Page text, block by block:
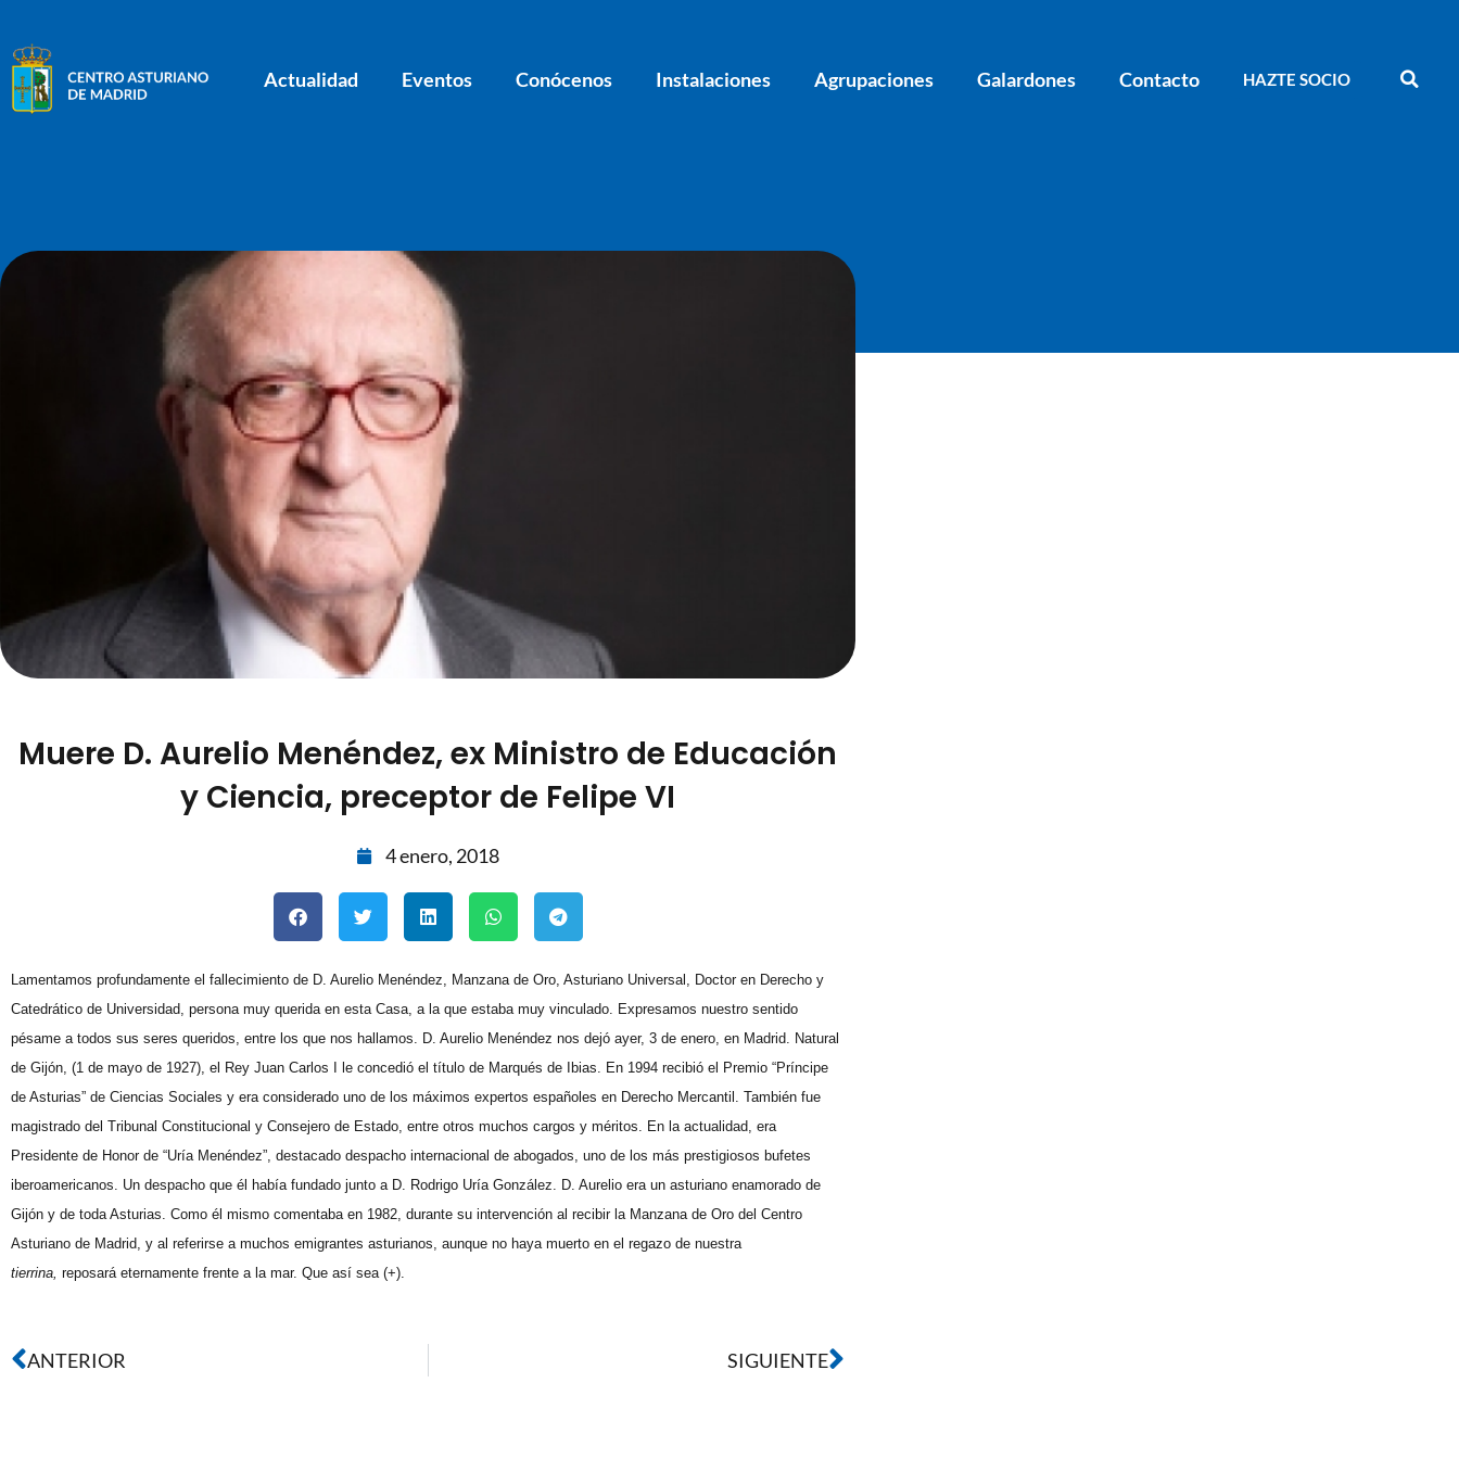
Actualidad Eventos Conócenos Instalaciones Agrupaciones Galardones Contacto HAZTE SOCIO
Muere D. Aurelio Menéndez, ex Ministro de Educación
y Ciencia, preceptor de Felipe VI
4 enero, 2018
Lamentamos profundamente el fallecimiento de D. Aurelio Menéndez, Manzana de Oro, Asturiano Universal, Doctor en Derecho y
Catedrático de Universidad, persona muy querida en esta Casa, a la que estaba muy vinculado. Expresamos nuestro sentido
pésame a todos sus seres queridos, entre los que nos hallamos. D. Aurelio Menéndez nos dejó ayer, 3 de enero, en Madrid. Natural
de Gijón, (1 de mayo de 1927), el Rey Juan Carlos I le concedió el título de Marqués de Ibias. En 1994 recibió el Premio “Príncipe
de Asturias” de Ciencias Sociales y era considerado uno de los máximos expertos españoles en Derecho Mercantil. También fue
magistrado del Tribunal Constitucional y Consejero de Estado, entre otros muchos cargos y méritos. En la actualidad, era
Presidente de Honor de “Uría Menéndez”, destacado despacho internacional de abogados, uno de los más prestigiosos bufetes
iberoamericanos. Un despacho que él había fundado junto a D. Rodrigo Uría González. D. Aurelio era un asturiano enamorado de
Gijón y de toda Asturias. Como él mismo comentaba en 1982, durante su intervención al recibir la Manzana de Oro del Centro
Asturiano de Madrid, y al referirse a muchos emigrantes asturianos, aunque no haya muerto en el regazo de nuestra
tierrina, reposará eternamente frente a la mar. Que así sea (+).
ANTERIOR SIGUIENTE